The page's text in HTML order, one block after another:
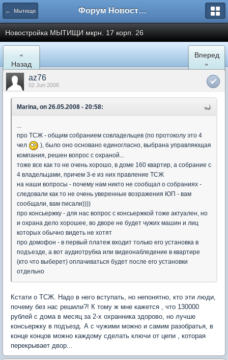
← Мытищи Форум Новостройки
Новостройка МЫТИЩИ мкрн. 17 корп. 26
«
Назад
Вперед
»
az76
02 Jun 2008
Marina, on 26.05.2008 - 20:58:
...
про ТСЖ - общим собранием совладельцев (по протоколу это 4
чел
), было оно основано единогласно, выбрана управляющая
компания, решен вопрос с охраной...
тоже все как то не очень хорошо, в доме 160 квартир, а собрание с
4 владельцами, причем 3-е из них правление ТСЖ
на наши вопросы - почему нам никто не сообщал о собраниях -
следовали как то не очень уверенные возражения ЮП - вам
сообщали, вам писали))))
про консьержку - для нас вопрос с консьержкой тоже актуален, но
и охрана дело хорошее, во дворе не будет чужих машин и лиц
которых обычно видеть не хотят
про домофон - в первый платеж входит только его установка в
подъезде, а вот аудиотрубка или видеонабледение в квартире
(кто что выберет) оплачиваться будет после его установки
отдельно
Кстати о ТСЖ. Надо в него вступать, но непонятно, кто эти люди,
почему без нас решили?! К тому ж мне кажется , что 130000
рублей с дома в месяц за 2-х охранника здорово, но лучше
консьержку в подъезд. А с чужими можно и самим разобратья, в
конце концов можно каждому сделать ключи от цепи , которая
перекрывает двор...